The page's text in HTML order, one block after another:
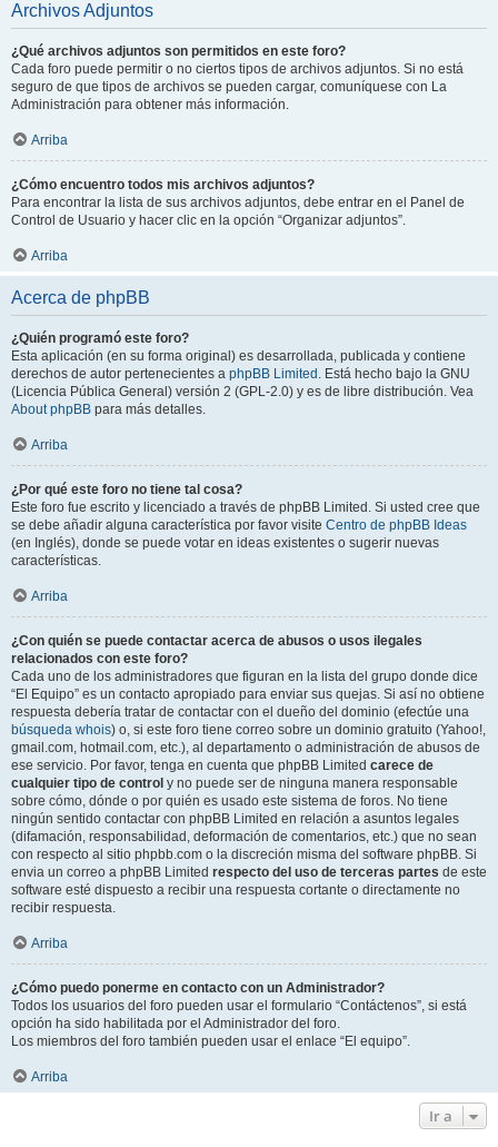
Archivos Adjuntos
¿Qué archivos adjuntos son permitidos en este foro?
Cada foro puede permitir o no ciertos tipos de archivos adjuntos. Si no está
seguro de que tipos de archivos se pueden cargar, comuníquese con La
Administración para obtener más información.
Arriba
¿Cómo encuentro todos mis archivos adjuntos?
Para encontrar la lista de sus archivos adjuntos, debe entrar en el Panel de
Control de Usuario y hacer clic en la opción “Organizar adjuntos”.
Arriba
Acerca de phpBB
¿Quién programó este foro?
Esta aplicación (en su forma original) es desarrollada, publicada y contiene
derechos de autor pertenecientes a phpBB Limited . Está hecho bajo la GNU
(Licencia Pública General) versión 2 (GPL-2.0) y es de libre distribución. Vea
About phpBB para más detalles.
Arriba
¿Por qué este foro no tiene tal cosa?
Este foro fue escrito y licenciado a través de phpBB Limited. Si usted cree que
se debe añadir alguna característica por favor visite Centro de phpBB Ideas
(en Inglés), donde se puede votar en ideas existentes o sugerir nuevas
características.
Arriba
¿Con quién se puede contactar acerca de abusos o usos ilegales
relacionados con este foro?
Cada uno de los administradores que figuran en la lista del grupo donde dice
“El Equipo” es un contacto apropiado para enviar sus quejas. Si así no obtiene
respuesta debería tratar de contactar con el dueño del dominio (efectúe una
búsqueda whois) o, si este foro tiene correo sobre un dominio gratuito (Yahoo!,
gmail.com, hotmail.com, etc.), al departamento o administración de abusos de
ese servicio. Por favor, tenga en cuenta que phpBB Limited carece de
cualquier tipo de control y no puede ser de ninguna manera responsable
sobre cómo, dónde o por quién es usado este sistema de foros. No tiene
ningún sentido contactar con phpBB Limited en relación a asuntos legales
(difamación, responsabilidad, deformación de comentarios, etc.) que no sean
con respecto al sitio phpbb.com o la discreción misma del software phpBB. Si
envia un correo a phpBB Limited respecto del uso de terceras partes de este
software esté dispuesto a recibir una respuesta cortante o directamente no
recibir respuesta.
Arriba
¿Cómo puedo ponerme en contacto con un Administrador?
Todos los usuarios del foro pueden usar el formulario “Contáctenos”, si está
opción ha sido habilitada por el Administrador del foro.
Los miembros del foro también pueden usar el enlace “El equipo”.
Arriba
Ir a